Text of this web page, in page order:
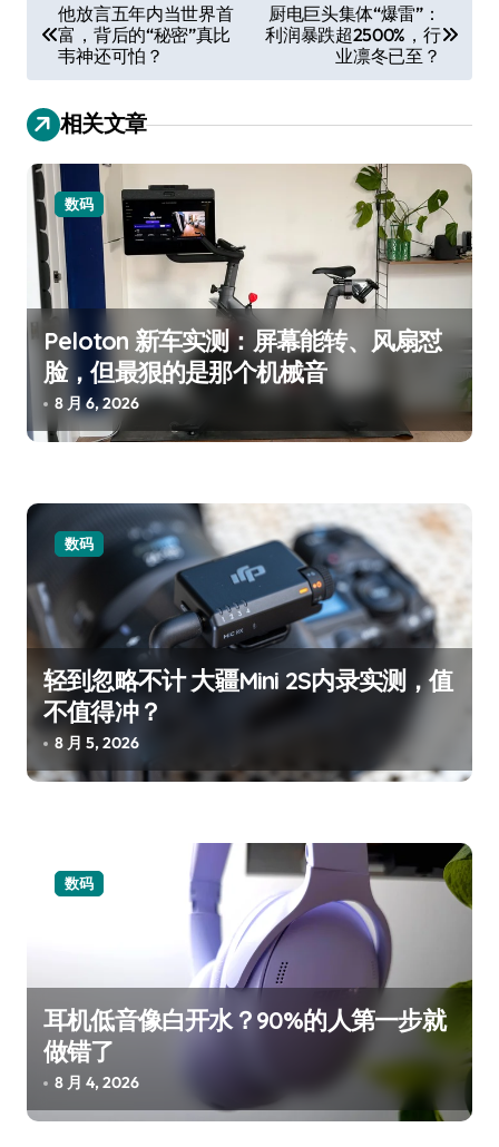
章
导
航
他放言五年内当世界首
富，背后的“秘密”真比
韦神还可怕？
厨电巨头集体“爆雷”：
利润暴跌超2500%，行
业凛冬已至？
相关文章
数码
Peloton 新车实测：屏幕能转、风扇怼
脸，但最狠的是那个机械音
8 月 6, 2026
数码
轻到忽略不计 大疆Mini 2S内录实测，值
不值得冲？
8 月 5, 2026
数码
耳机低音像白开水？90%的人第一步就
做错了
8 月 4, 2026